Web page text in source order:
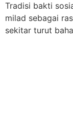
Tradisi bakti
milad sebagai
sekitar turut